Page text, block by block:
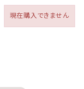
現在購入できません